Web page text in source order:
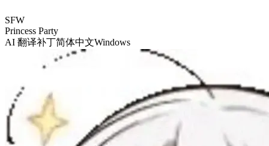
SFW
Princess Party
AI 翻译补丁简体中文Windows